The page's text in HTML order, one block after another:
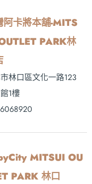
阿卡將本舖-MITS
PARK林
林口區文化一路123
1樓
MITSUI OU
PARK 林口